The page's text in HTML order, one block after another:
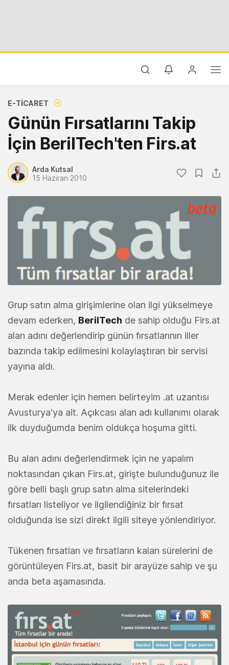
E-TICARET
Günün Fırsatlarını Takip
İçin BerilTech'ten Firs.at
Arda Kutsal
15 Haziran 2010
Grup satın alma girişimlerine olan ilgi yükselmeye
devam ederken, BerilTech de sahip olduğu Firs.at
alan adını değerlendirip günün fırsatlarının iller
bazında takip edilmesini kolaylaştıran bir servisi
yayına aldı.
Merak edenler için hemen belirteyim .at uzantısı
Avusturya'ya ait. Açıkcası alan adı kullanımı olarak
ilk duyduğumda benim oldukça hoşuma gitti.
Bu alan adını değerlendirmek için ne yapalım
noktasından çıkan Firs.at, girişte bulunduğunuz ile
göre belli başlı grup satın alma sitelerindeki
fırsatları listeliyor ve ilgilendiğiniz bir fırsat
olduğunda ise sizi direkt ilgili siteye yönlendiriyor.
Tükenen fırsatları ve fırsatların kalan sürelerini de
görüntüleyen Firs.at, basit bir arayüze sahip ve şu
anda beta aşamasında.